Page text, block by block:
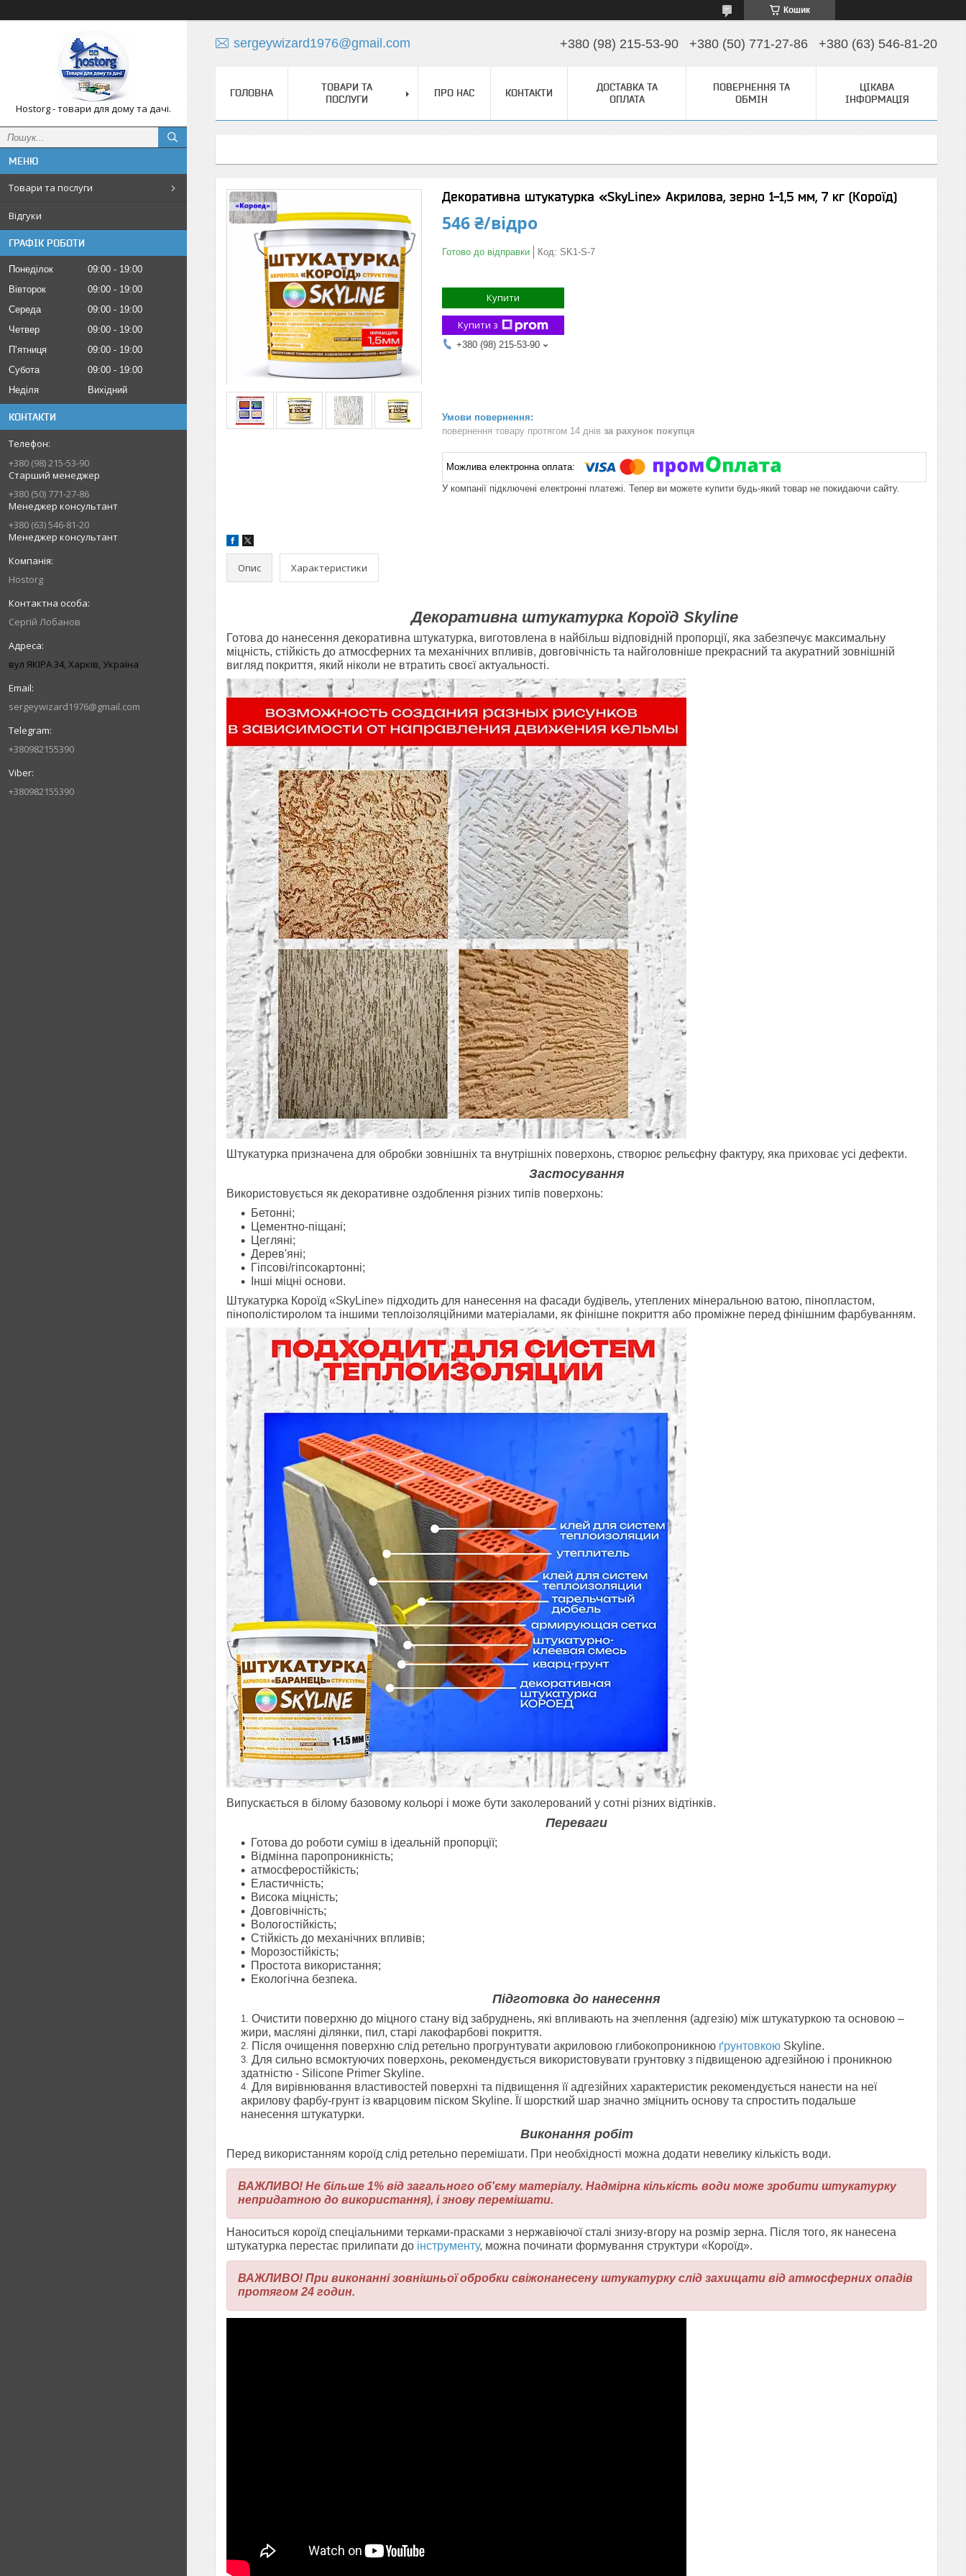
Кошик
Hostorg - товари для дому та дачі.
Товари та послуги
Відгуки
ГРАФІК РОБОТИ
Понеділок 09:00
19:00
Вівторок
09:00
19:00
Середа
09:00
19:00
Четвер
09:00
19:00
Пʼятниця
09:00
19:00
Субота
09:00
19:00
Неділя
Вихідний
КОНТАКТИ
+380 (98) 215-53-90
Старший менеджер
+380 (50) 771-27-86
Менеджер консультант
+380 (63) 546-81-20
Менеджер консультант
Hostorg
Сергій Лобанов
вул ЯКІРА 34, Харків, Україна
sergeywizard1976@gmail.com
+380982155390
+380982155390
sergeywizard1976@gmail.com +380 (98) 215-53-90 +380 (50) 771-27-86 +380 (63) 546-81-20
ГОЛОВНА
ТОВАРИ ТА
ПОСЛУГИ
ПРО НАС КОНТАКТИ
ДОСТАВКА ТА
ОПЛАТА
ПОВЕРНЕННЯ ТА
ОБМІН
ЦІКАВА
ІНФОРМАЦІЯ
Декоративна штукатурка «SkyLine» Акрилова, зерно 1-1,5 мм, 7 кг (Короїд)
546 ₴/відро
Готово до відправки Код: SK1-S-7
Купити
Купити з
+380 (98) 215-53-90
повернення товару протягом 14 днів за рахунок покупця
У компанії підключені електронні платежі. Тепер ви можете купити будь-який товар не покидаючи сайту.
Опис Характеристики
Декоративна штукатурка Короїд Skyline
Готова до нанесення декоративна штукатурка, виготовлена в найбільш відповідній пропорції, яка забезпечує максимальну
міцність, стійкість до атмосферних та механічних впливів, довговічність та найголовніше прекрасний та акуратний зовнішній
вигляд покриття, який ніколи не втратить своєї актуальності.
Штукатурка призначена для обробки зовнішніх та внутрішніх поверхонь, створює рельєфну фактуру, яка приховає усі дефекти.
Застосування
Використовується як декоративне оздоблення різних типів поверхонь:
Бетонні;
Цементно-піщані;
Цегляні;
Дерев'яні;
Гіпсові/гіпсокартонні;
Інші міцні основи.
Штукатурка Короїд «SkyLine» підходить для нанесення на фасади будівель, утеплених мінеральною ватою, пінопластом,
пінополістиролом та іншими теплоізоляційними матеріалами, як фінішне покриття або проміжне перед фінішним фарбуванням.
Випускається в білому базовому кольорі і може бути заколерований у сотні різних відтінків.
Переваги
Готова до роботи суміш в ідеальній пропорції;
Відмінна паропроникність;
атмосферостійкість;
Еластичність;
Висока міцність;
Довговічність;
Вологостійкість;
Стійкість до механічних впливів;
Морозостійкість;
Простота використання;
Екологічна безпека.
Підготовка до нанесення
Очистити поверхню до міцного стану від забруднень, які впливають на зчеплення (адгезію) між штукатуркою та основою –
жири, масляні ділянки, пил, старі лакофарбові покриття.
Після очищення поверхню слід ретельно прогрунтувати акриловою глибокопроникною ґрунтовкою Skyline.
Для сильно всмоктуючих поверхонь, рекомендується використовувати грунтовку з підвищеною адгезійною і проникною
здатністю - Silicone Primer Skyline.
Для вирівнювання властивостей поверхні та підвищення її адгезійних характеристик рекомендується нанести на неї
акрилову фарбу-грунт із кварцовим піском Skyline. Її шорсткий шар значно зміцнить основу та спростить подальше
нанесення штукатурки.
Виконання робіт
Перед використанням короїд слід ретельно перемішати. При необхідності можна додати невелику кількість води.
ВАЖЛИВО! Не більше 1% від загального об'єму матеріалу. Надмірна кількість води може зробити штукатурку
непридатною до використання), і знову перемішати.
Наноситься короїд спеціальними терками-прасками з нержавіючої сталі знизу-вгору на розмір зерна. Після того, як нанесена
штукатурка перестає прилипати до інструменту, можна починати формування структури «Короїд».
ВАЖЛИВО! При виконанні зовнішньої обробки свіжонанесену штукатурку слід захищати від атмосферних опадів
протягом 24 годин.